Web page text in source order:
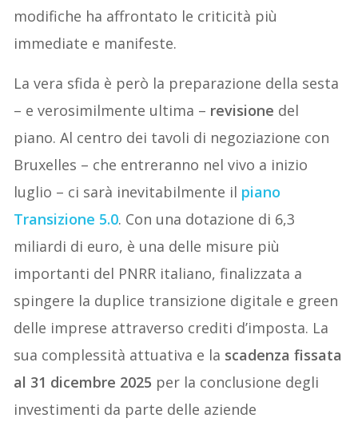
modifiche ha affrontato le criticità più
immediate e manifeste.
La vera sfida è però la preparazione della sesta
– e verosimilmente ultima – revisione del
piano. Al centro dei tavoli di negoziazione con
Bruxelles – che entreranno nel vivo a inizio
luglio – ci sarà inevitabilmente il piano
Transizione 5.0. Con una dotazione di 6,3
miliardi di euro, è una delle misure più
importanti del PNRR italiano, finalizzata a
spingere la duplice transizione digitale e green
delle imprese attraverso crediti d’imposta. La
sua complessità attuativa e la scadenza fissata
al 31 dicembre 2025 per la conclusione degli
investimenti da parte delle aziende